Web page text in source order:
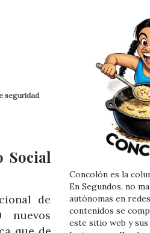
seguridad
Social
de
nuevos
Concolón es la
En Segundos, no
autónomas en
contenidos se
este sitio web y